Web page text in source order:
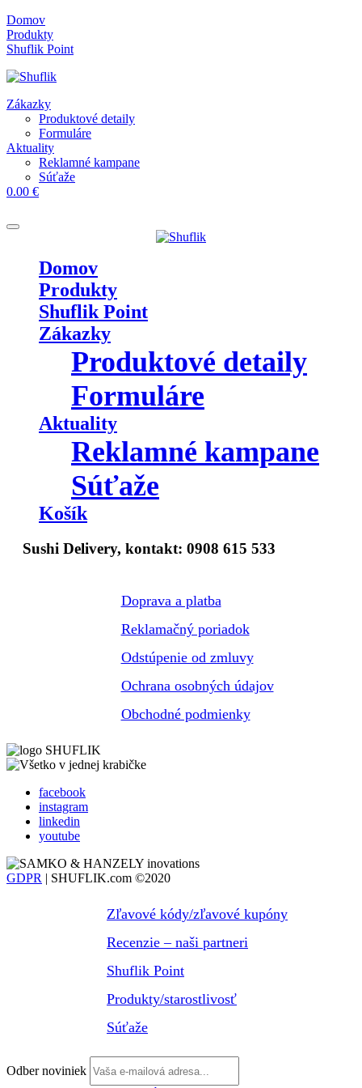
Skip
to
content
Domov
Produkty
Shuflik Point
Zákazky
Produktové detaily
Formuláre
Aktuality
Reklamné kampane
Súťaže
0.00 €
Domov
Produkty
Shuflik Point
Zákazky
Produktové detaily
Formuláre
Aktuality
Reklamné kampane
Súťaže
Košík
Sushi Delivery, kontakt: 0908 615 533
Doprava a platba
Reklamačný poriadok
Odstúpenie od zmluvy
Ochrana osobných údajov
Obchodné podmienky
facebook
instagram
linkedin
youtube
GDPR | SHUFLIK.com ©2020
Zľavové kódy/zľavové kupóny
Recenzie – naši partneri
Shuflik Point
Produkty/starostlivosť
Súťaže
Odber noviniek